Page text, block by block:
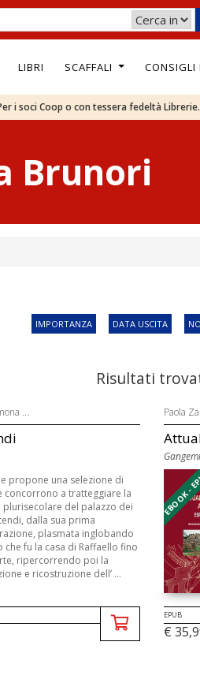
LIBRI SCAFFALI CONSIGLI
i soci Coop o con tessera fedeltà
Brunori
IMPORTANZA DATA USCITA
Risultati
...
propone una selezione di
concorrono a tratteggiare la
plurisecolare del palazzo dei
dalla sua prima
plasmata inglobando
che fu la casa di Raffaello fino
ripercorrendo poi la
e ricostruzione dell’ ...
Paola
EBOOK
EPUB
€